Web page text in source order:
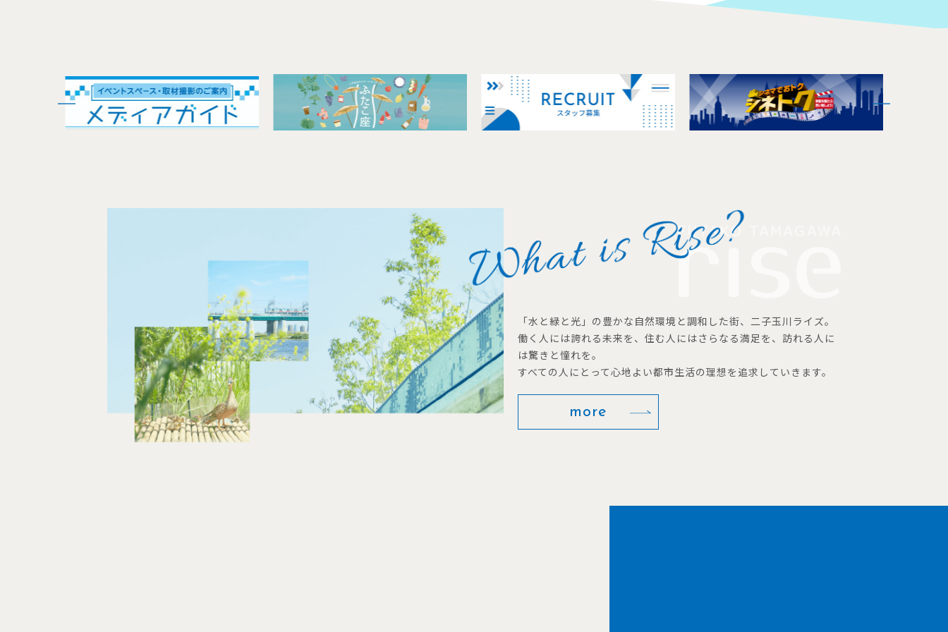
「水と緑と光」の豊かな自然環境と調和した街、二子玉川ライズ。
働く人には誇れる未来を、住む人にはさらなる満足を、訪れる人に
は驚きと憧れを。
すべての人にとって心地よい都市生活の理想を追求していきます。
more